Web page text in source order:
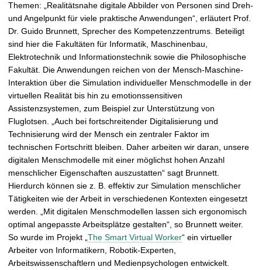
Themen: „Realitätsnahe digitale Abbilder von Personen sind Dreh-
und Angelpunkt für viele praktische Anwendungen“, erläutert Prof.
Dr. Guido Brunnett, Sprecher des Kompetenzzentrums. Beteiligt
sind hier die Fakultäten für Informatik, Maschinenbau,
Elektrotechnik und Informationstechnik sowie die Philosophische
Fakultät. Die Anwendungen reichen von der Mensch-Maschine-
Interaktion über die Simulation individueller Menschmodelle in der
virtuellen Realität bis hin zu emotionssensitiven
Assistenzsystemen, zum Beispiel zur Unterstützung von
Fluglotsen. „Auch bei fortschreitender Digitalisierung und
Technisierung wird der Mensch ein zentraler Faktor im
technischen Fortschritt bleiben. Daher arbeiten wir daran, unsere
digitalen Menschmodelle mit einer möglichst hohen Anzahl
menschlicher Eigenschaften auszustatten“ sagt Brunnett.
Hierdurch können sie z. B. effektiv zur Simulation menschlicher
Tätigkeiten wie der Arbeit in verschiedenen Kontexten eingesetzt
werden. „Mit digitalen Menschmodellen lassen sich ergonomisch
optimal angepasste Arbeitsplätze gestalten“, so Brunnett weiter.
So wurde im Projekt „The Smart Virtual Worker“ ein virtueller
Arbeiter von Informatikern, Robotik-Experten,
Arbeitswissenschaftlern und Medienpsychologen entwickelt.